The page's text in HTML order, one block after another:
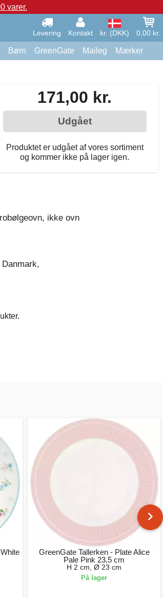
varer.
Levering Kontakt kr. (DKK) 0,00 kr.
Børn GreenGate Maileg Mærker
171,00 kr.
Udgået
Produktet er udgået af vores sortiment
og kommer ikke på lager igen.
ikke ovn
GreenGate Tallerken - Plate Alice
Pale Pink 23,5 cm
H 2 cm, Ø 23 cm
På lager